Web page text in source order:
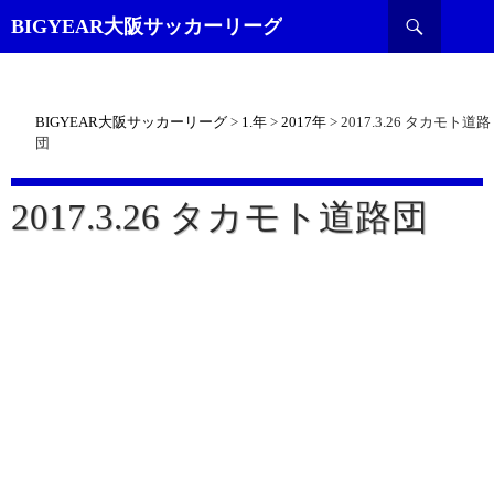
BIGYEAR大阪サッカーリーグ
索
BIGYEAR大阪サッカーリーグ > 1.年 > 2017年 > 2017.3.26 タカモト道路
団
2017.3.26 タカモト道路団